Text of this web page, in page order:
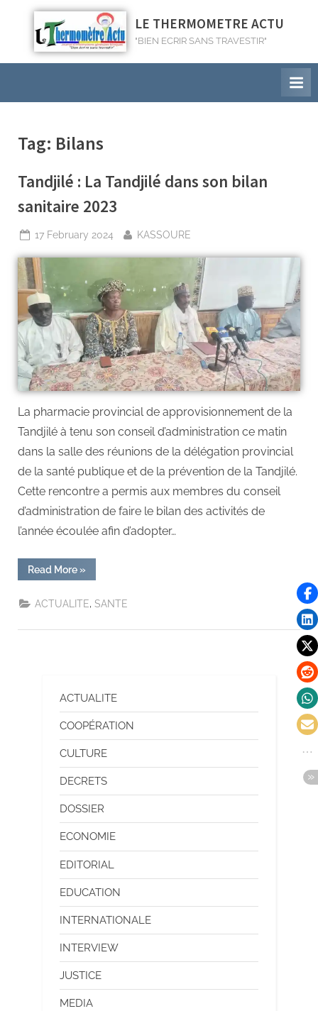
LE THERMOMETRE ACTU
"BIEN ECRIR SANS TRAVESTIR"
Tag: Bilans
Tandjilé : La Tandjilé dans son bilan
sanitaire 2023
17 February 2024 KASSOURE
La pharmacie provincial de approvisionnement de la
Tandjilé à tenu son conseil d’administration ce matin
dans la salle des réunions de la délégation provincial
de la santé publique et de la prévention de la Tandjilé.
Cette rencontre a permis aux membres du conseil
d’administration de faire le bilan des activités de
l’année écoulée afin d’adopter…
Read More »
ACTUALITE SANTE
ACTUALITE
COOPÉRATION
CULTURE
DECRETS
DOSSIER
ECONOMIE
EDITORIAL
EDUCATION
INTERNATIONALE
INTERVIEW
JUSTICE
MEDIA